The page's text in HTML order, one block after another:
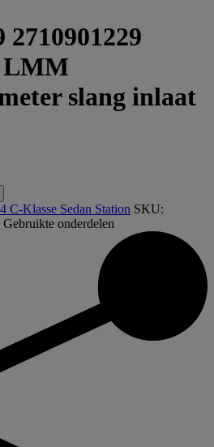
2710901229
LMM
slang inlaat
C-Klasse Sedan Station SKU:
Gebruikte onderdelen